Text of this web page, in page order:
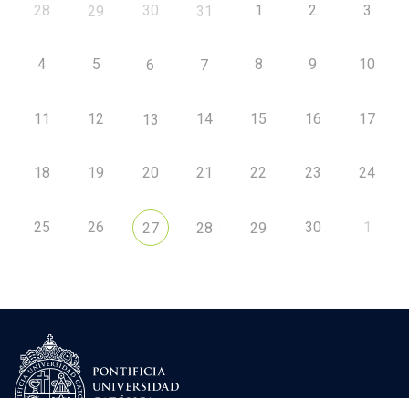
28 29 30 31 1 2 3
4 5 6 7 8 9 10
11 12 13 14 15 16 17
18 19 20 21 22 23 24
25 26 27 28 29 30 1